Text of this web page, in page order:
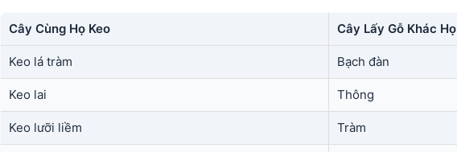
Cây Cùng Họ Keo Cây Lấy Gỗ Khác Họ
Keo lá tràm Bạch đàn
Keo lai Thông
Keo lưỡi liềm Tràm